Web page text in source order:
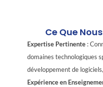
Ce Que
Expertise Pertinente :
domaines technologiques
développement de
Expérience en